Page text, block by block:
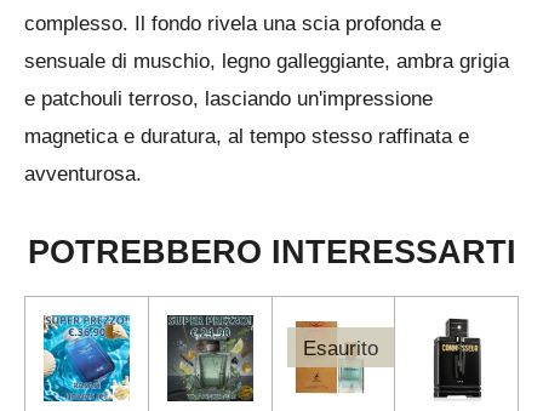
complesso. Il fondo rivela una scia profonda e
sensuale di muschio, legno galleggiante, ambra grigia
e patchouli terroso, lasciando un'impressione
magnetica e duratura, al tempo stesso raffinata e
avventurosa.
POTREBBERO INTERESSARTI
Esaurito